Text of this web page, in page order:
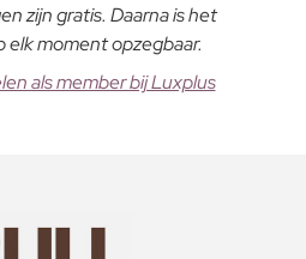
zijn gratis. Daarna is het
moment opzegbaar.
als member bij Luxplus